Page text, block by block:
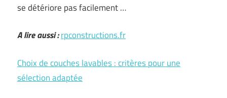
se détériore pas facilement …
A lire aussi :rpconstructions.fr
Choix de couches lavables : critères pour une
sélection adaptée